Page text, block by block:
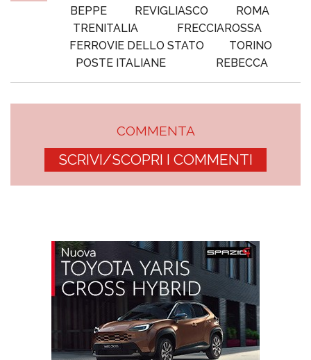
BEPPE
REVIGLIASCO
ROMA
TRENITALIA
FRECCIAROSSA
FERROVIE DELLO STATO
TORINO
POSTE ITALIANE
REBECCA
COMMENTA
SCRIVI/SCOPRI I COMMENTI